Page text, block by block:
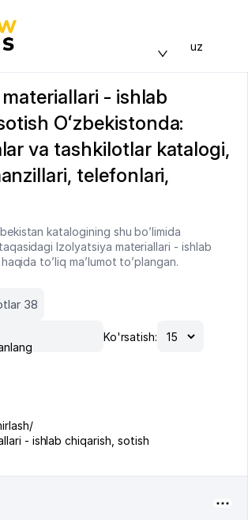
uz
- ishlab
Oʻzbekistonda:
va tashkilotlar katalogi,
telefonlari,
katalogining shu bo’limida
Izolyatsiya materiallari - ishlab
to’liq ma’lumot to’plangan.
38
Ko'rsatish:
/
- ishlab chiqarish, sotish